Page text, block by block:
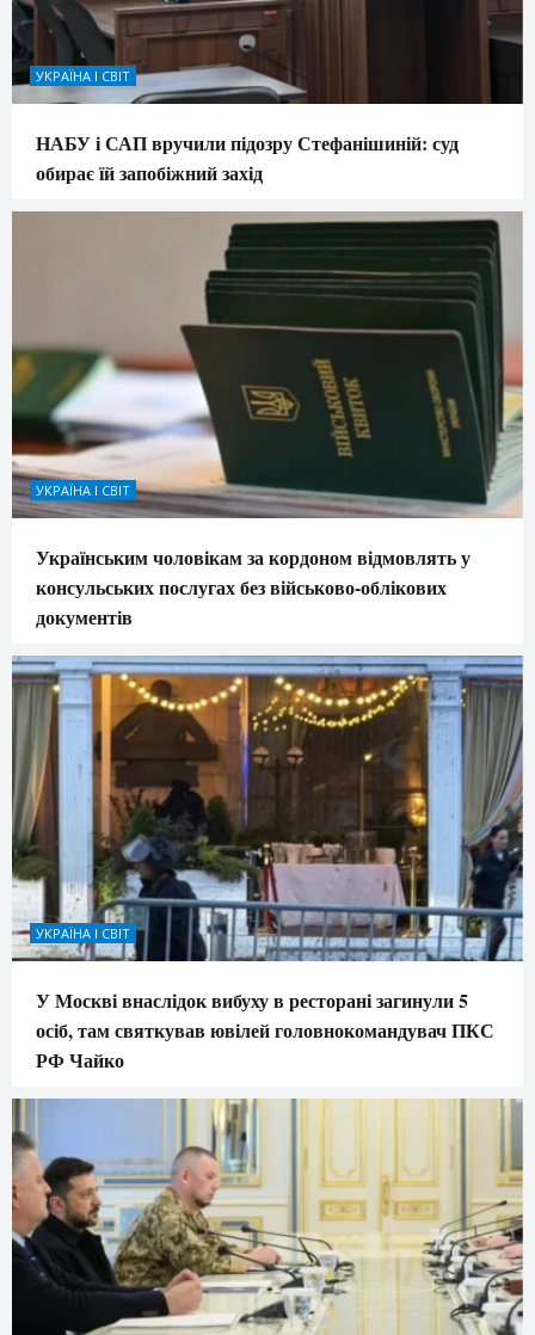
УКРАЇНА І СВІТ
НАБУ і САП вручили підозру Стефанішиній: суд
обирає їй запобіжний захід
УКРАЇНА І СВІТ
Українським чоловікам за кордоном відмовлять у
консульських послугах без військово-облікових
документів
УКРАЇНА І СВІТ
У Москві внаслідок вибуху в ресторані загинули 5
осіб, там святкував ювілей головнокомандувач ПКС
РФ Чайко